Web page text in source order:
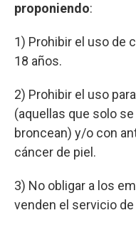
proponiendo:
1) Prohibir el uso de
18 años.
2) Prohibir el uso
(aquellas que solo
broncean) y/o con
cáncer de piel.
3) No obligar a los
venden el servicio